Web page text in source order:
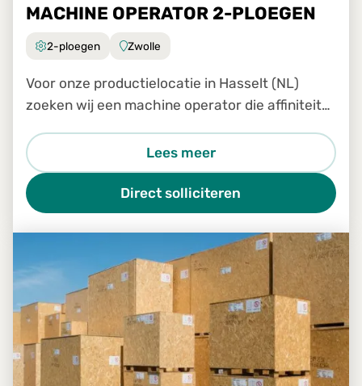
MACHINE OPERATOR 2-PLOEGEN
2-ploegen Zwolle
Voor onze productielocatie in Hasselt (NL)
zoeken wij een machine operator die affiniteit
inzicht.
Lees meer
Direct solliciteren